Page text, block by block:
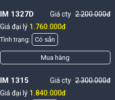
IM 1327D Giá cty 2.200.000đ
Giá đại lý 1.760.000đ
Tình trạng: Có sẳn
Mua hàng
IM 1315 Giá cty 2.300.000đ
Giá đại lý 1.840.000đ